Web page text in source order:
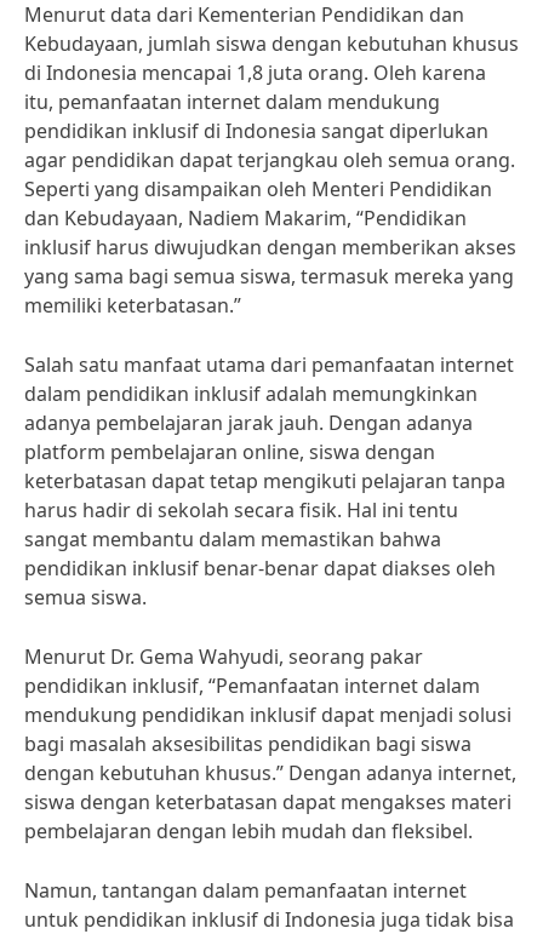
Menurut data dari Kementerian Pendidikan dan
Kebudayaan, jumlah siswa dengan kebutuhan khusus
di Indonesia mencapai 1,8 juta orang. Oleh karena
itu, pemanfaatan internet dalam mendukung
pendidikan inklusif di Indonesia sangat diperlukan
agar pendidikan dapat terjangkau oleh semua orang.
Seperti yang disampaikan oleh Menteri Pendidikan
dan Kebudayaan, Nadiem Makarim, “Pendidikan
inklusif harus diwujudkan dengan memberikan akses
yang sama bagi semua siswa, termasuk mereka yang
memiliki keterbatasan.”
Salah satu manfaat utama dari pemanfaatan internet
dalam pendidikan inklusif adalah memungkinkan
adanya pembelajaran jarak jauh. Dengan adanya
platform pembelajaran online, siswa dengan
keterbatasan dapat tetap mengikuti pelajaran tanpa
harus hadir di sekolah secara fisik. Hal ini tentu
sangat membantu dalam memastikan bahwa
pendidikan inklusif benar-benar dapat diakses oleh
semua siswa.
Menurut Dr. Gema Wahyudi, seorang pakar
pendidikan inklusif, “Pemanfaatan internet dalam
mendukung pendidikan inklusif dapat menjadi solusi
bagi masalah aksesibilitas pendidikan bagi siswa
dengan kebutuhan khusus.” Dengan adanya internet,
siswa dengan keterbatasan dapat mengakses materi
pembelajaran dengan lebih mudah dan fleksibel.
Namun, tantangan dalam pemanfaatan internet
untuk pendidikan inklusif di Indonesia juga tidak bisa